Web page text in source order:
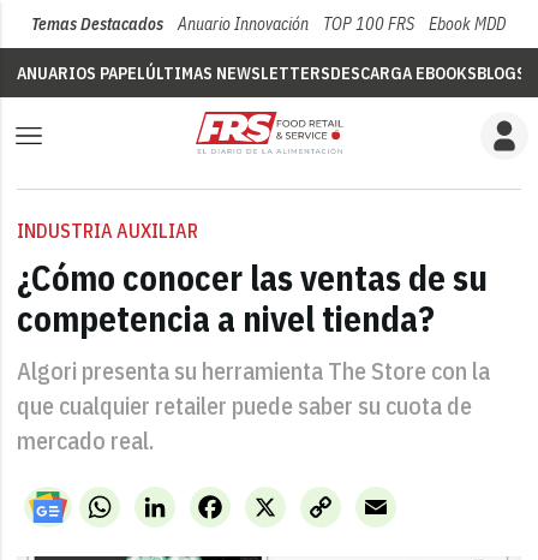
Temas Destacados Anuario Innovación TOP 100 FRS Ebook MDD
ANUARIOS PAPELÚLTIMAS NEWSLETTERSDESCARGA EBOOKSBLOGS
INDUSTRIA AUXILIAR
¿Cómo conocer las ventas de su
competencia a nivel tienda?
Algori presenta su herramienta The Store con la
que cualquier retailer puede saber su cuota de
mercado real.
WhatsAppLinkedIn X
Facebook
Copy
Link
Email